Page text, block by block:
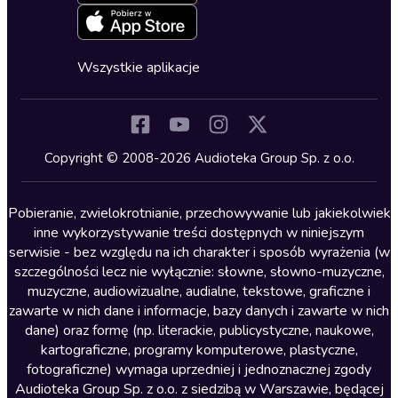
Kryminały
Lektury szkolne
Literatura anglojęzyczna
Literatura faktu
Literatura obyczajowa
Literatura piękna obca
Literatura piękna polska
Nagrania relaksacyjne
Zapowiedzi
Cykle audiobooków
Wszystkie aplikacje
Copyright © 2008-2026 Audioteka Group Sp. z o.o.
Pobieranie, zwielokrotnianie, przechowywanie lub jakiekolwiek
inne wykorzystywanie treści dostępnych w niniejszym
serwisie - bez względu na ich charakter i sposób wyrażenia (w
szczególności lecz nie wyłącznie: słowne, słowno-muzyczne,
muzyczne, audiowizualne, audialne, tekstowe, graficzne i
zawarte w nich dane i informacje, bazy danych i zawarte w nich
dane) oraz formę (np. literackie, publicystyczne, naukowe,
kartograficzne, programy komputerowe, plastyczne,
fotograficzne) wymaga uprzedniej i jednoznacznej zgody
Audioteka Group Sp. z o.o. z siedzibą w Warszawie, będącej